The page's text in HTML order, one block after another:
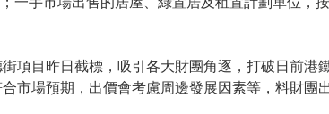
項目昨日截標，吸引各大財團角逐，打破日前港
市場預期，出價會考慮周邊發展因素等，料財團出